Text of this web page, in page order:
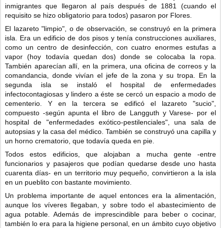
inmigrantes que llegaron al país después de 1881 (cuando el
requisito se hizo obligatorio para todos) pasaron por Flores.
El lazareto "limpio", o de observación, se construyó en la primera
isla. Era un edificio de dos pisos y tenía construcciones auxiliares,
como un centro de desinfección, con cuatro enormes estufas a
vapor (hoy todavía quedan dos) donde se colocaba la ropa.
También aparecían allí, en la primera, una oficina de correos y la
comandancia, donde vivían el jefe de la zona y su tropa. En la
segunda isla se instaló el hospital de enfermedades
infectocontagiosas y lindero a éste se cercó un espacio a modo de
cementerio. Y en la tercera se edificó el lazareto "sucio",
compuesto -según apunta el libro de Langguth y Varese- por el
hospital de "enfermedades exótico-pestilenciales", una sala de
autopsias y la casa del médico. También se construyó una capilla y
un horno crematorio, que todavía queda en pie.
Todos estos edificios, que alojaban a mucha gente -entre
funcionarios y pasajeros que podían quedarse desde uno hasta
cuarenta días- en un territorio muy pequeño, convirtieron a la isla
en un pueblito con bastante movimiento.
Un problema importante de aquel entonces era la alimentación,
aunque los víveres llegaban, y sobre todo el abastecimiento de
agua potable. Además de imprescindible para beber o cocinar,
también lo era para la higiene personal, en un ámbito cuyo objetivo